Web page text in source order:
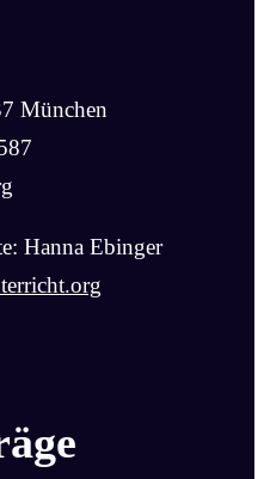
München
Hanna Ebinger